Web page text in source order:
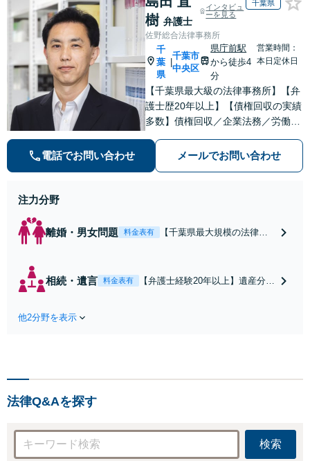
樹 弁護士
インタビュ
ーを見る
千葉県
佐野総合法律事務所
千
葉
県
千葉市
中央区
県庁前駅
から徒歩4
分
営業時間：
本日定休日
【千葉県最大級の法律事務所】【弁
護士歴20年以上】【債権回収の実績
多数】債権回収／企業法務／労働
い。依頼者の意向を最優先に、迅速
かつ最善の解決を目指します。【初
電話でお問い合わせ メールでお問い合わせ
注力分野
離婚・男女問題 料金表有
【千葉県最大規模の法律事
頼者さまのご意向を踏まえ
相続・遺言 料金表有
【弁護士経験20年以上】遺産分割
談可】【千葉中央駅5分】
他2分野を表示
法律Q&Aを探す
検索